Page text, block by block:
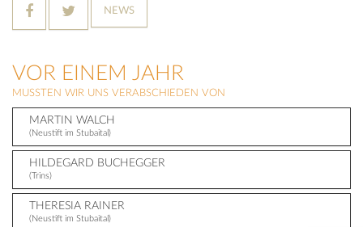
NEWS
VOR EINEM JAHR
MUSSTEN WIR UNS VERABSCHIEDEN VON
MARTIN WALCH
(Neustift im Stubaital)
HILDEGARD BUCHEGGER
(Trins)
THERESIA RAINER
(Neustift im Stubaital)